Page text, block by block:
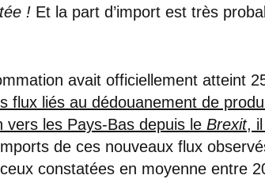
! Et la part d’import est très
avait officiellement atteint
flux liés au dédouanement de
vers les Pays-Bas depuis le Brexit,
de ces nouveaux flux
constatées en moyenne entre